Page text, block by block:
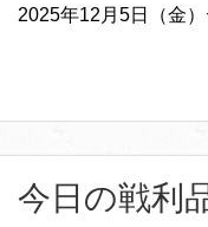
2025年12月5日（金
今日の戦利